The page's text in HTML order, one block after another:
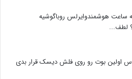
ساعت هوشمندوایرلس روباگوشیه
اولین بوت رو روی فلش دیسک قرار بدی